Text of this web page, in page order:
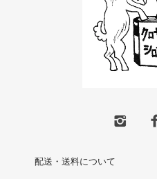
配送・送料について